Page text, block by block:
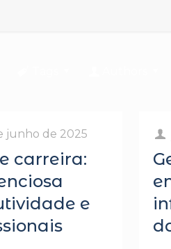
junho de 2025
carreira:
e